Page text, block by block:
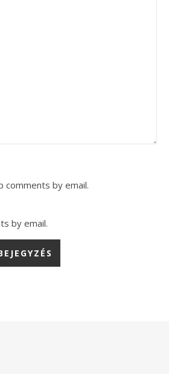
comments by email.
by email.